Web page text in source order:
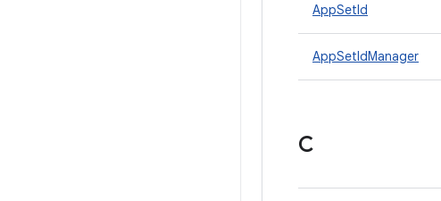
AppSetId
AppSetIdManager
C